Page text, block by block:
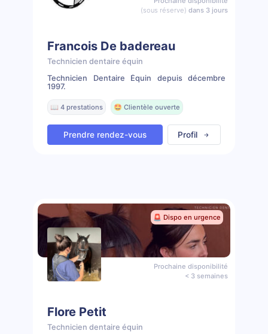
(sous réserve) dans 3 jours
Francois De badereau
Technicien dentaire équin
Technicien Dentaire Équin depuis décembre
1997.
📖 4 prestations 🤩 Clientèle ouverte
Prendre rendez-vous Profil
🚨 Dispo en urgence
Prochaine disponibilité
< 3 semaines
Flore Petit
Technicien dentaire équin